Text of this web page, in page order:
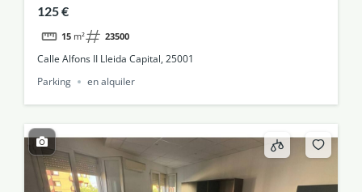
125 €
15 m² 23500
Calle Alfons II Lleida Capital, 25001
Parking
en alquiler